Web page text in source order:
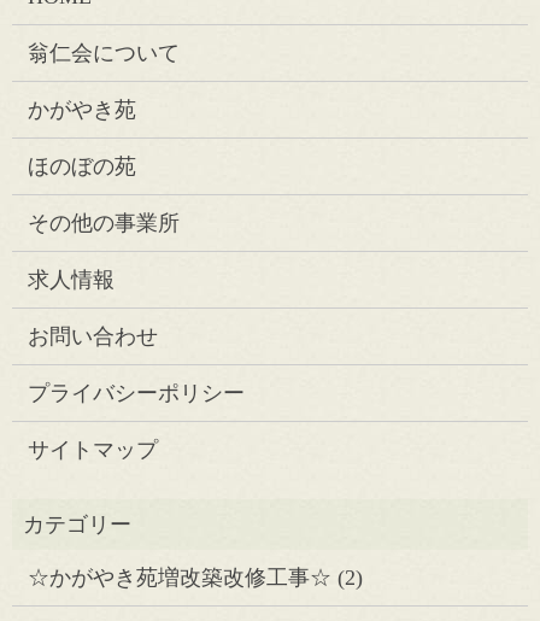
翁仁会について
かがやき苑
ほのぼの苑
その他の事業所
求人情報
お問い合わせ
プライバシーポリシー
サイトマップ
☆かがやき苑増改築改修工事☆ (2)